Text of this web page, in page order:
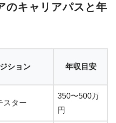
のキャリアパスと年
ション 年収目安
スター
350〜500万
円